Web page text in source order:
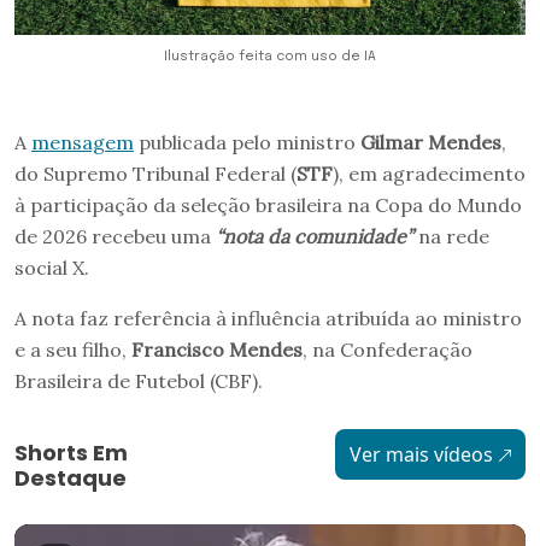
Ilustração feita com uso de IA
A mensagem publicada pelo ministro Gilmar Mendes,
do Supremo Tribunal Federal (STF), em agradecimento
à participação da seleção brasileira na Copa do Mundo
de 2026 recebeu uma “nota da comunidade”na rede
social X.
A nota faz referência à influência atribuída ao ministro
e a seu filho, Francisco Mendes, na Confederação
Brasileira de Futebol (CBF).
Shorts Em
Destaque
Ver mais vídeos